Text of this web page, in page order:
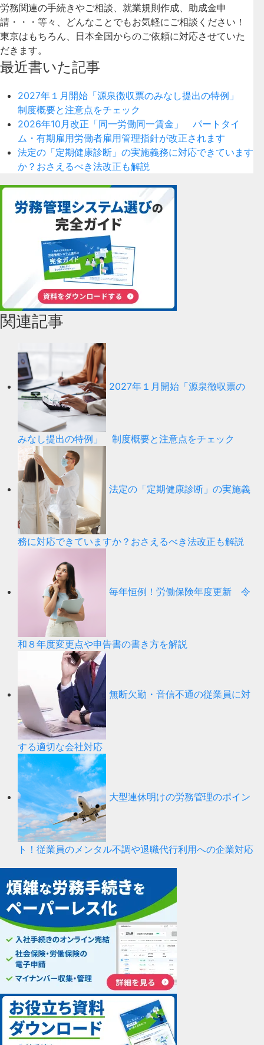
労務関連の手続きやご相談、就業規則作成、助成金申
請・・・等々、どんなことでもお気軽にご相談ください！
東京はもちろん、日本全国からのご依頼に対応させていた
だきます。
最近書いた記事
2027年１月開始「源泉徴収票のみなし提出の特例」
制度概要と注意点をチェック
2026年10月改正「同一労働同一賃金」 パートタイ
ム・有期雇用労働者雇用管理指針が改正されます
法定の「定期健康診断」の実施義務に対応できています
か？おさえるべき法改正も解説
関連記事
2027年１月開始「源泉徴収票の
みなし提出の特例」 制度概要と注意点をチェック
法定の「定期健康診断」の実施義
務に対応できていますか？おさえるべき法改正も解説
毎年恒例！労働保険年度更新 令
和８年度変更点や申告書の書き方を解説
無断欠勤・音信不通の従業員に対
する適切な会社対応
大型連休明けの労務管理のポイン
ト！従業員のメンタル不調や退職代行利用への企業対応